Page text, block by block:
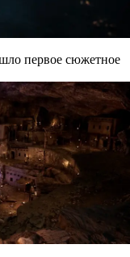
первое сюжетное